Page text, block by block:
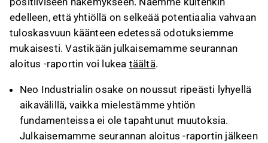
edelleen, että yhtiöllä on selkeää potentiaalia vahvaan
tuloskasvuun käänteen edetessä odotuksiemme
mukaisesti. Vastikään julkaisemamme seurannan
aloitus -raportin voi lukea täältä.
Neo Industrialin osake on noussut ripeästi lyhyellä
aikavälillä, vaikka mielestämme yhtiön
fundamenteissa ei ole tapahtunut muutoksia.
Julkaisemamme seurannan aloitus -raportin jälkeen